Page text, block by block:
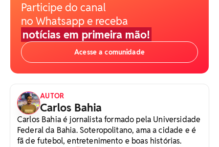
Participe do canal
no Whatsapp e receba
notícias em primeira mão!
Acesse a comunidade
AUTOR
Carlos Bahia
Carlos Bahia é jornalista formado pela Universidade
Federal da Bahia. Soteropolitano, ama a cidade e é
fã de futebol, entretenimento e boas histórias.